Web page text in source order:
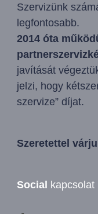
Szervizünk
legfontosabb.
2014 óta
javítását
jelzi, hogy
szervize” díjat.
Szeretettel
Social kapcsolat